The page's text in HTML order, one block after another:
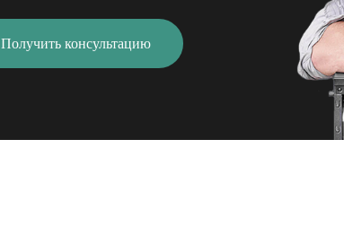
Получить консультацию